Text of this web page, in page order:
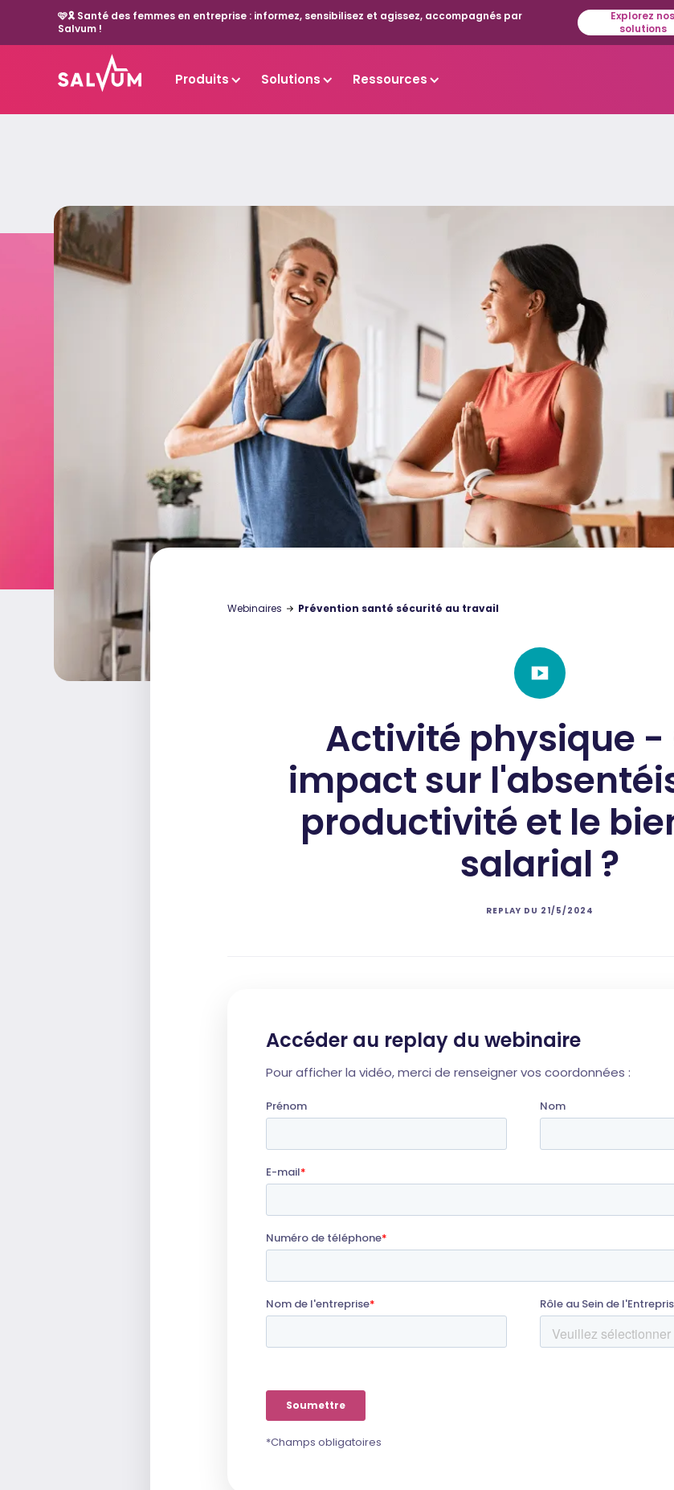
🩷🎗️ Santé des femmes en entreprise : informez, sensibilisez et agissez, accompagnés par
Salvum !
Explorez nos
solutions
Produits Solutions Ressources
Webinaires Prévention santé sécurité au travail
Activité physique -
impact sur
productivité et le
salarial ?
REPLAY DU 21/5/2024
Accéder au replay du webinaire
Pour afficher la vidéo, merci de renseigner vos coordonnées :
*Champs obligatoires